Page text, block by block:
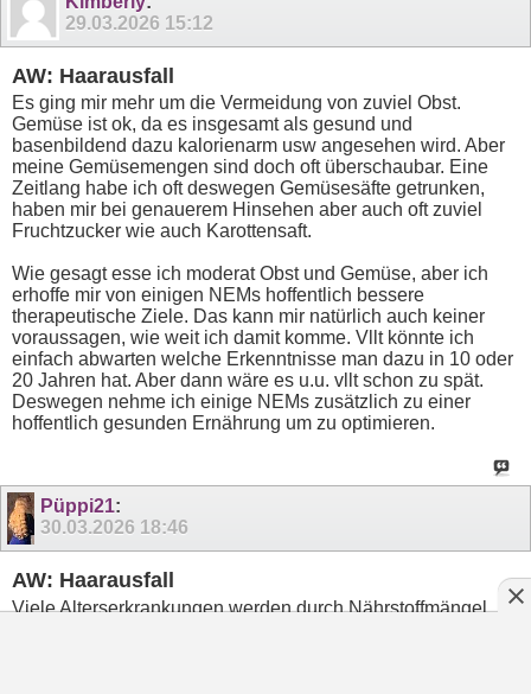
29.03.2026 15:12
AW: Haarausfall
Es ging mir mehr um die Vermeidung von zuviel Obst.
Gemüse ist ok, da es insgesamt als gesund und
basenbildend dazu kalorienarm usw angesehen wird. Aber
meine Gemüsemengen sind doch oft überschaubar. Eine
Zeitlang habe ich oft deswegen Gemüsesäfte getrunken,
haben mir bei genauerem Hinsehen aber auch oft zuviel
Fruchtzucker wie auch Karottensaft.
Wie gesagt esse ich moderat Obst und Gemüse, aber ich
erhoffe mir von einigen NEMs hoffentlich bessere
therapeutische Ziele. Das kann mir natürlich auch keiner
voraussagen, wie weit ich damit komme. Vllt könnte ich
einfach abwarten welche Erkenntnisse man dazu in 10 oder
20 Jahren hat. Aber dann wäre es u.u. vllt schon zu spät.
Deswegen nehme ich einige NEMs zusätzlich zu einer
hoffentlich gesunden Ernährung um zu optimieren.
Püppi21:
30.03.2026 18:46
AW: Haarausfall
Viele Alterserkrankungen werden durch Nährstoffmängel